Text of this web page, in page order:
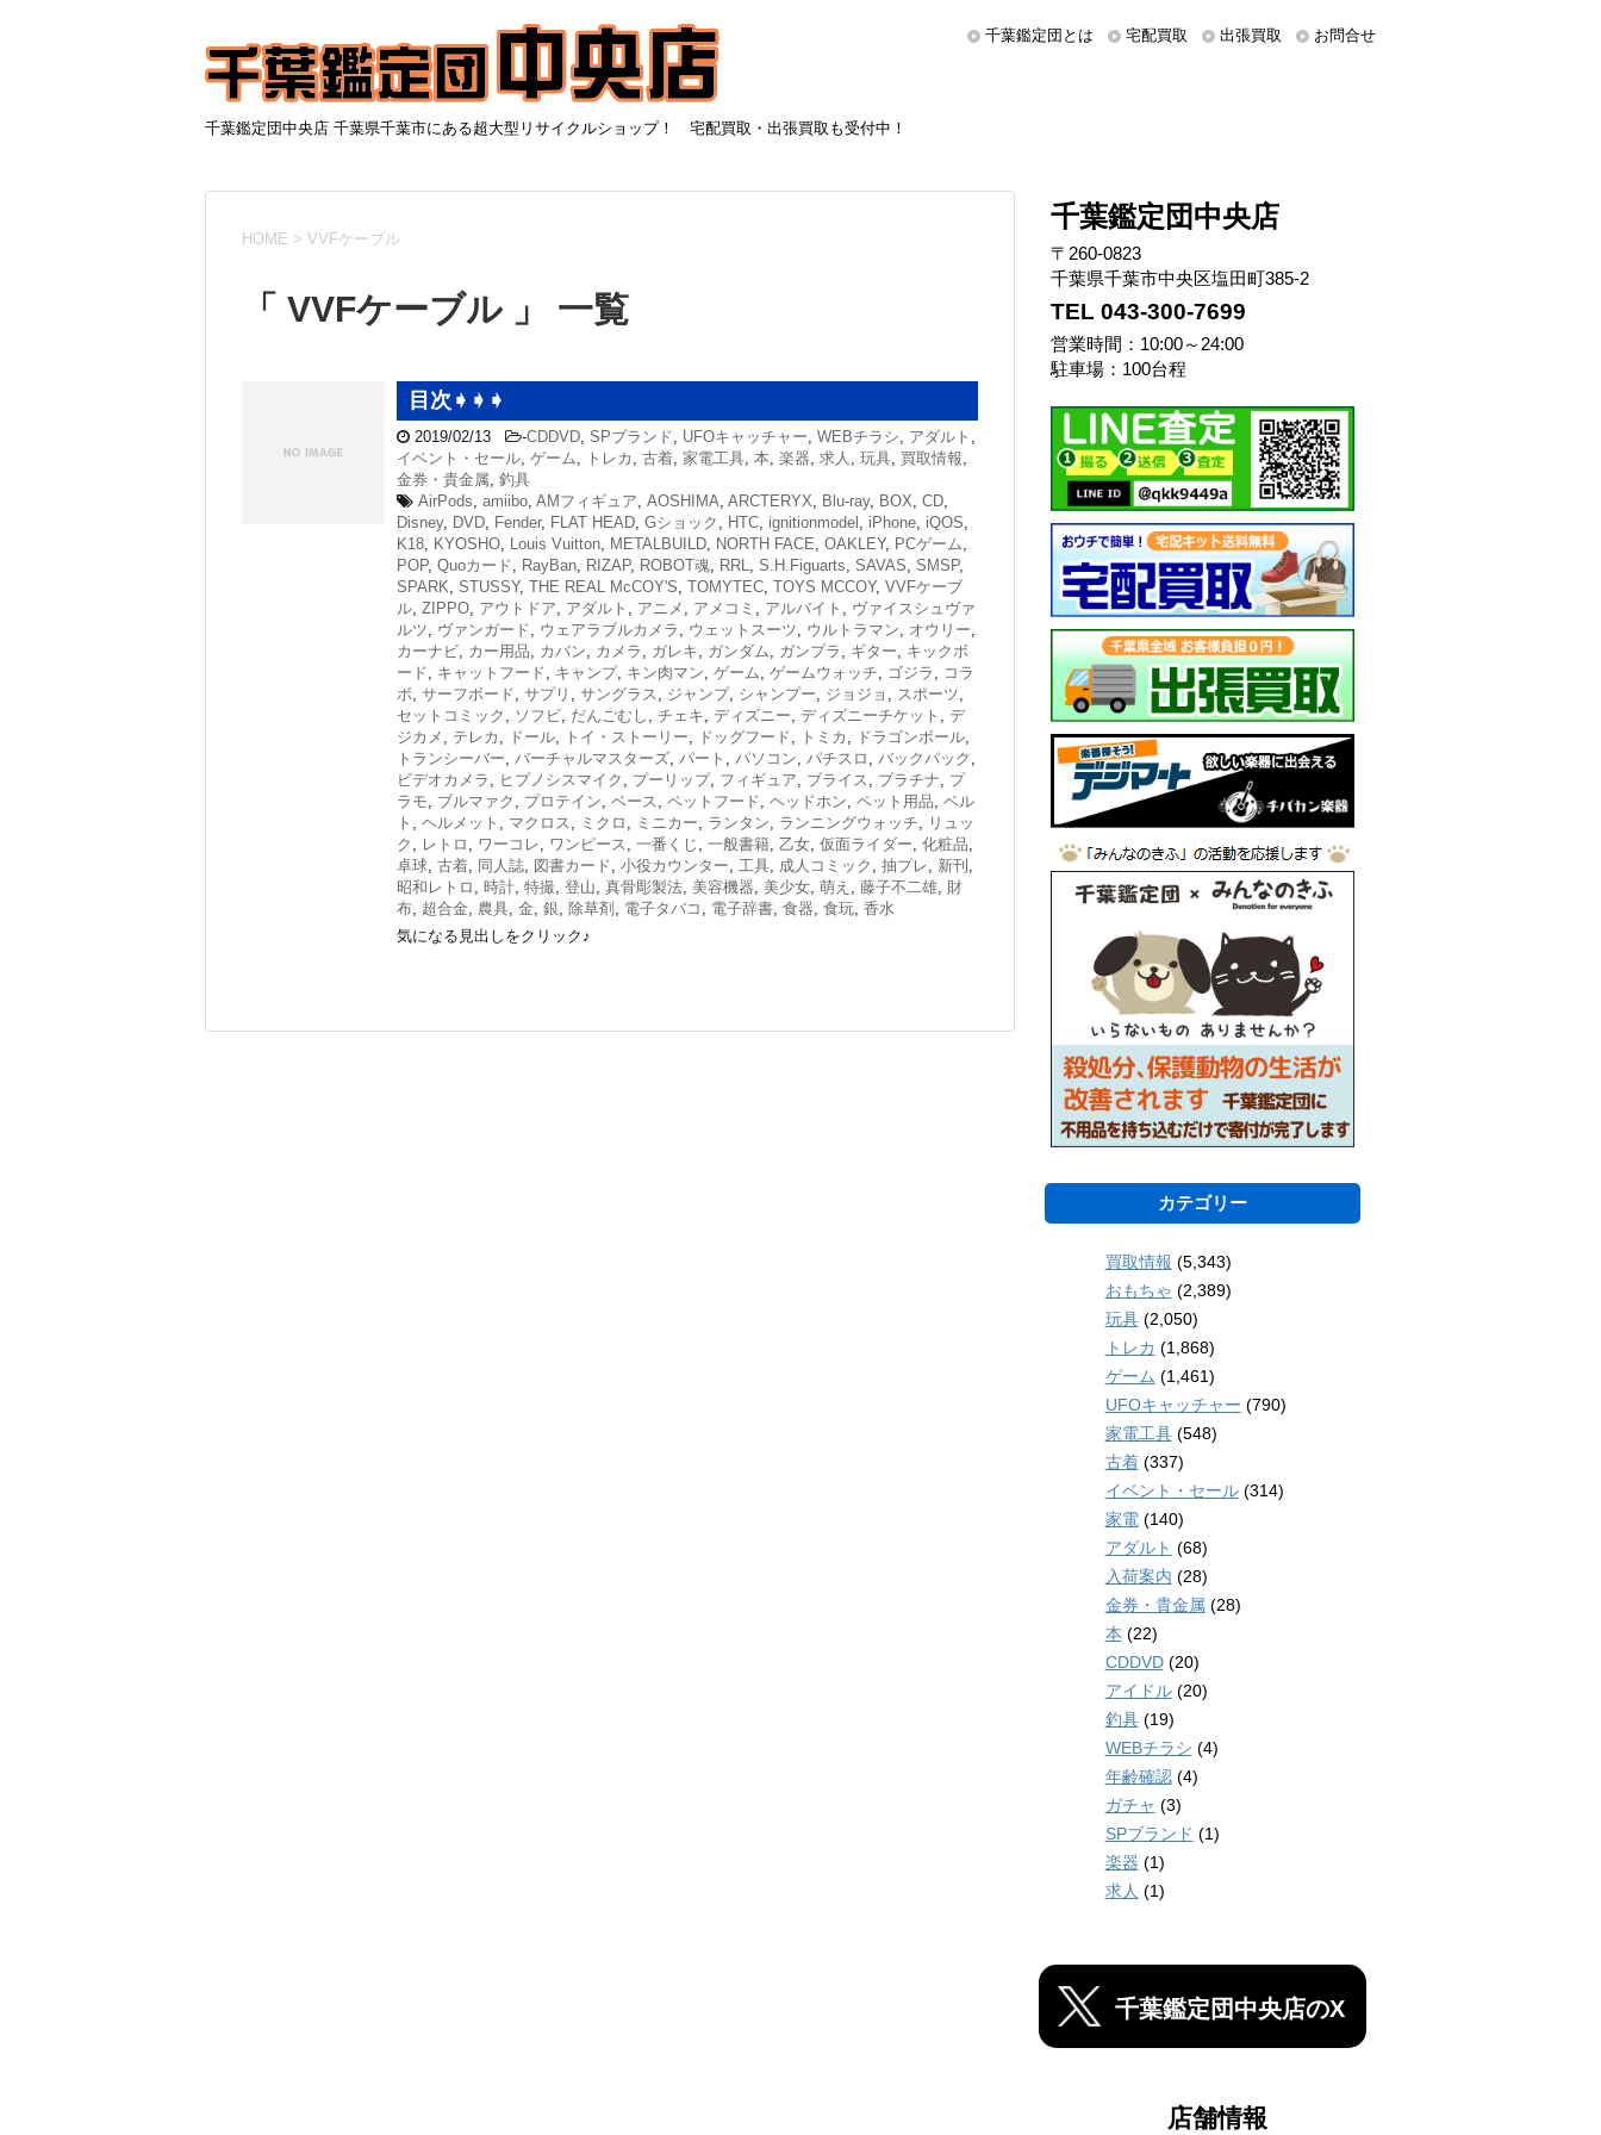
千葉鑑定団中央店 千葉県千葉市にある超大型リサイクルショップ！ 宅配買取・出張買取も受付中！
千葉鑑定団とは 宅配買取 出張買取 お問合せ
HOME > VVFケーブル
「 VVFケーブル 」 一覧
目次➧➧➧
2019/02/13 -CDDVD, SPブランド, UFOキャッチャー, WEBチラシ, アダルト ,
イベント・セール, ゲーム, トレカ , 古着, 家電工具, 本, 楽器, 求人 , 玩具, 買取情報,
金券・貴金属, 釣具
AirPods, amiibo, AMフィギュア, AOSHIMA, ARCTERYX, Blu-ray, BOX, CD,
Disney, DVD, Fender, FLAT HEAD, Gショック , HTC, ignitionmodel , iPhone, iQOS,
K18, KYOSHO, Louis Vuitton, METALBUILD, NORTH FACE, OAKLEY, PCゲーム,
POP, Quoカード, RayBan, RIZAP, ROBOT魂, RRL, S.H.Figuarts, SAVAS, SMSP,
SPARK, STUSSY, THE REAL McCOY'S, TOMYTEC, TOYS MCCOY, VVFケーブ
ル, ZIPPO, アウトドア, アダルト , アニメ , アメコミ , アルバイト , ヴァイスシュヴァ
ルツ, ヴァンガード, ウェアラブルカメラ , ウェットスーツ, ウルトラマン, オウリー,
カーナビ, カー用品, カバン, カメラ , ガレキ, ガンダム, ガンプラ , ギター, キックボ
ード, キャットフード, キャンプ, キン肉マン, ゲーム, ゲームウォッチ, ゴジラ , コラ
ボ, サーフボード, サプリ , サングラス , ジャンプ, シャンプー, ジョジョ , スポーツ,
セットコミック , ソフビ, だんごむし , チェキ, ディズニー, ディズニーチケット , デ
ジカメ , テレカ , ドール, トイ・ストーリー, ドッグフード, トミカ , ドラゴンボール,
トランシーバー, バーチャルマスターズ, パート , パソコン, パチスロ , バックパック ,
ビデオカメラ , ヒプノシスマイク , プーリップ, フィギュア, ブライス , プラチナ, プ
ラモ, ブルマァク , プロテイン, ベース , ペットフード, ヘッドホン, ペット用品, ベル
ト , ヘルメット , マクロス , ミクロ , ミニカー, ランタン, ランニングウォッチ, リュッ
ク , レトロ , ワーコレ, ワンピース , 一番くじ , 一般書籍, 乙女, 仮面ライダー, 化粧品,
卓球, 古着, 同人誌, 図書カード, 小役カウンター, 工具, 成人コミック , 抽プレ, 新刊 ,
昭和レトロ , 時計, 特撮, 登山, 真骨彫製法, 美容機器, 美少女, 萌え , 藤子不二雄, 財
布, 超合金, 農具, 金, 銀, 除草剤 , 電子タバコ , 電子辞書, 食器, 食玩, 香水
気になる見出しをクリック♪
千葉鑑定団中央店
〒260-0823
千葉県千葉市中央区塩田町385-2
TEL 043-300-7699
営業時間：10:00～24:00
駐車場：100台程
カテゴリー
買取情報 (5,343)
おもちゃ (2,389)
玩具(2,050)
トレカ (1,868)
ゲーム (1,461)
UFOキャッチャー (790)
家電工具(548)
古着(337)
イベント・セール(314)
家電(140)
アダルト (68)
入荷案内 (28)
金券・貴金属 (28)
本 (22)
CDDVD(20)
アイドル(20)
釣具(19)
WEBチラシ (4)
年齢確認(4)
ガチャ (3)
SPブランド (1)
楽器 (1)
求人 (1)
千葉鑑定団中央店のX
店舗情報